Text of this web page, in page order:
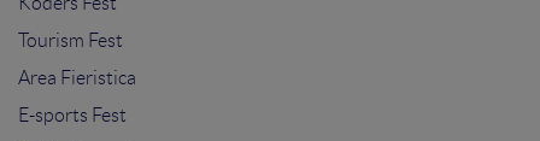
Tourism Fest
Area Fieristica
E-sports Fest